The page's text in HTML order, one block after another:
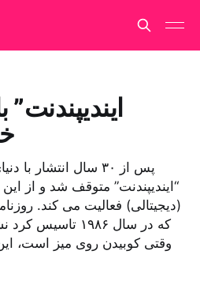
پس از ۳۰ سال انتشار
“ایندیپندنت” متوقف شد و از
(دیجیتالی) فعالیت می کند.
که در سال ۱۹۸۶
وقتی کوبیدن روی میز است،